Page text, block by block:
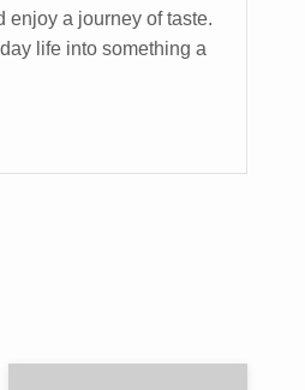
enjoy a journey of taste.
life into something a